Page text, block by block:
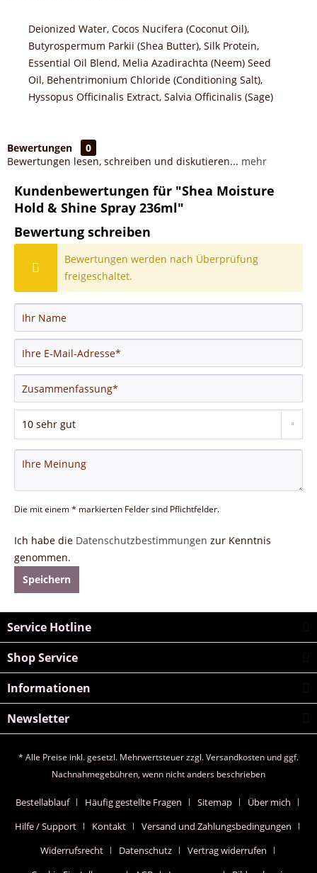
Deionized Water, Cocos Nucifera (Coconut Oil),
Butyrospermum Parkii (Shea Butter), Silk Protein,
Essential Oil Blend, Melia Azadirachta (Neem) Seed
Oil, Behentrimonium Chloride (Conditioning Salt),
Hyssopus Officinalis Extract, Salvia Officinalis (Sage)
Bewertungen
0
Bewertungen lesen, schreiben und diskutieren... mehr
Kundenbewertungen für "Shea Moisture
Hold & Shine Spray 236ml"
Bewertung schreiben
Bewertungen werden nach Überprüfung
freigeschaltet.
Die mit einem * markierten Felder sind Pflichtfelder.
Ich habe die Datenschutzbestimmungen zur Kenntnis
genommen.
Speichern
Service Hotline
Shop Service
Informationen
Newsletter
* Alle Preise inkl. gesetzl. Mehrwertsteuer zzgl.Versandkosten und ggf.
Nachnahmegebühren, wenn nicht anders beschrieben
Bestellablauf Häufig gestellte Fragen Sitemap
Über mich
Hilfe / Support
Kontakt
Versand und Zahlungsbedingungen
Widerrufsrecht
Datenschutz
Vertrag widerrufen